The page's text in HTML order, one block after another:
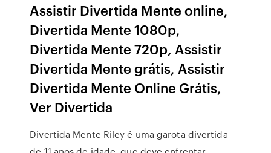
Assistir Divertida Mente online,
Divertida Mente 1080p,
Divertida Mente 720p, Assistir
Divertida Mente grátis, Assistir
Divertida Mente Online Grátis,
Ver Divertida
Divertida Mente Riley é uma garota divertida